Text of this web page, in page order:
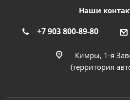
Наши
+7 903 800-89-80
Кимры, 1-я
(территория